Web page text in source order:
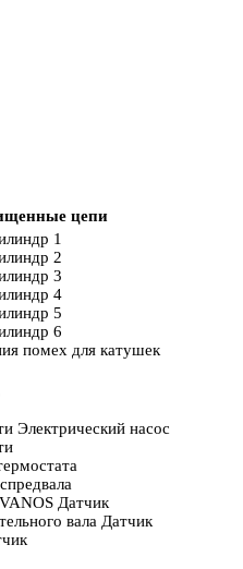
цепи
1
2
3
4
5
6
помех для катушек
Электрический насос
Датчик
вала Датчик